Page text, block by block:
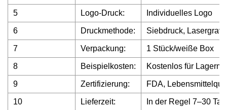
5 Logo-Druck: Individuelles Logo
6 Druckmethode: Siebdruck,
7 Verpackung: 1 Stück/weiße Box
8 Beispielkosten: Kostenlos für
9 Zertifizierung: FDA,
10 Lieferzeit: In der Regel 7–30